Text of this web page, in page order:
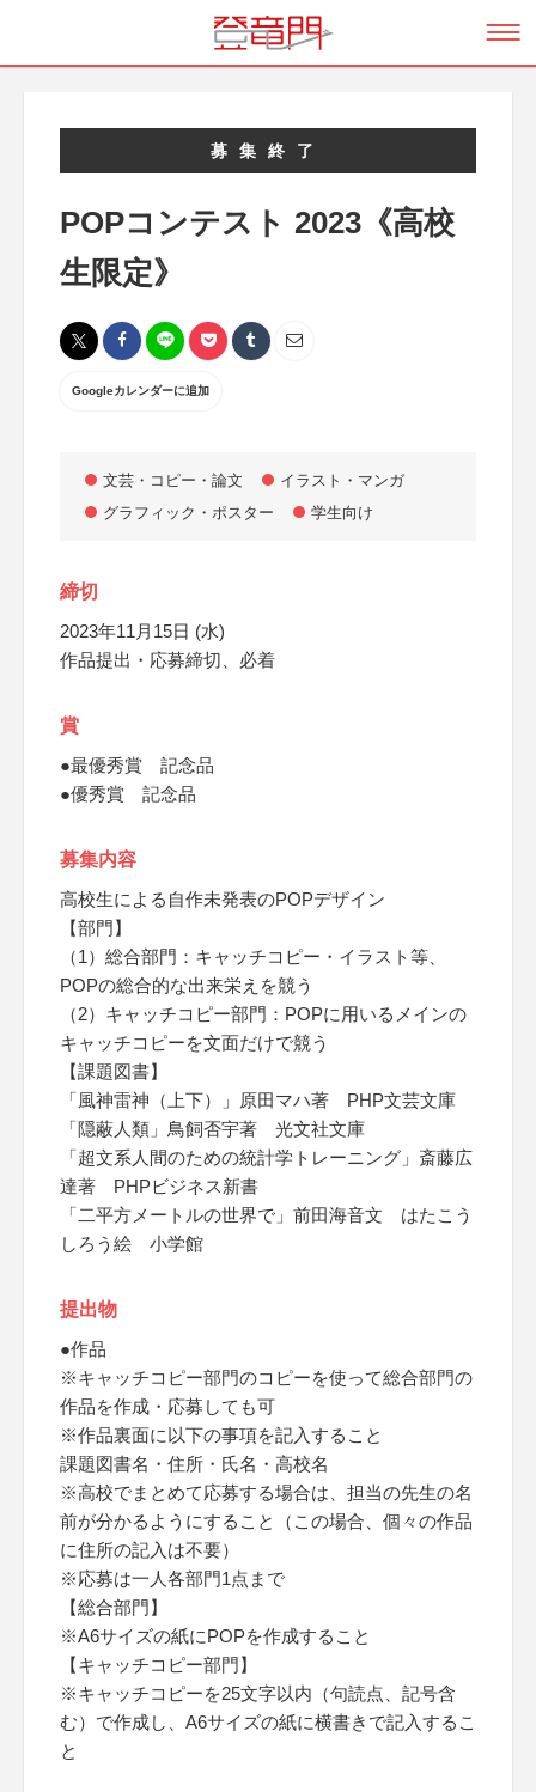
募集終了
POPコンテスト 2023《高校
生限定》
Googleカレンダーに追加
文芸・コピー・論文
イラスト・マンガ
グラフィック・ポスター
学生向け
締切
2023年11月15日 (水)
作品提出・応募締切、必着
賞
●最優秀賞 記念品
●優秀賞 記念品
募集内容
高校生による自作未発表のPOPデザイン
【部門】
（1）総合部門：キャッチコピー・イラスト等、
POPの総合的な出来栄えを競う
（2）キャッチコピー部門：POPに用いるメインの
キャッチコピーを文面だけで競う
【課題図書】
「風神雷神（上下）」原田マハ著 PHP文芸文庫
「隠蔽人類」鳥飼否宇著 光文社文庫
「超文系人間のための統計学トレーニング」斎藤広
達著 PHPビジネス新書
「二平方メートルの世界で」前田海音文 はたこう
しろう絵 小学館
提出物
●作品
※キャッチコピー部門のコピーを使って総合部門の
作品を作成・応募しても可
※作品裏面に以下の事項を記入すること
課題図書名・住所・氏名・高校名
※高校でまとめて応募する場合は、担当の先生の名
前が分かるようにすること（この場合、個々の作品
に住所の記入は不要）
※応募は一人各部門1点まで
【総合部門】
※A6サイズの紙にPOPを作成すること
【キャッチコピー部門】
※キャッチコピーを25文字以内（句読点、記号含
む）で作成し、A6サイズの紙に横書きで記入するこ
と